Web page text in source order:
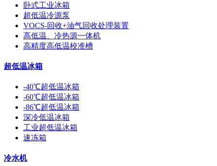
卧式工业冰箱
超低温冷源泵
VOCS-回收+油气回收处理装置
高低温、冷热源一体机
高精度高低温校准槽
超低温冰箱
-40℃超低温冰箱
-60℃超低温冰箱
-86℃超低温冰箱
深冷低温冰箱
工业超低温冰箱
速冻箱
冷水机